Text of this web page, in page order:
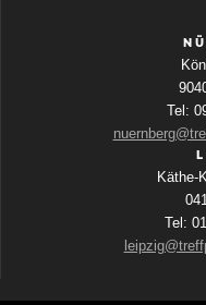
Tel:
Käthe-
Tel: